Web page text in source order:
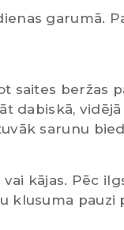
garumā.
saites beržas
dabiskā, vidējā
sarunu
kājas. Pēc
klusuma pauzi